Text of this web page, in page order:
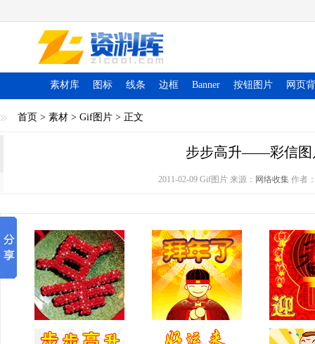
素材库 图标 线条 边框 Banner 按钮图片 网页
首页 > 素材 > Gif图片 > 正文
步步高升——彩信图
2011-02-09 Gif图片 来源： 网络收集作者